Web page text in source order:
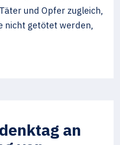
und Opfer zugleich,
nicht getötet werden,
an